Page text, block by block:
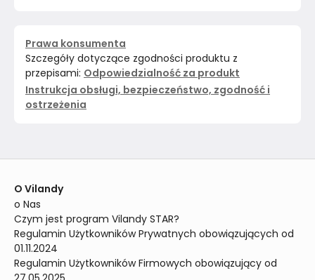
Prawa konsumenta
Szczegóły dotyczące zgodności produktu z
przepisami: Odpowiedzialność za produkt
Instrukcja obsługi, bezpieczeństwo, zgodność i
ostrzeżenia
O Vilandy
o Nas
Czym jest program Vilandy STAR?
Regulamin Użytkowników Prywatnych obowiązujących od
01.11.2024
Regulamin Użytkowników Firmowych obowiązujący od